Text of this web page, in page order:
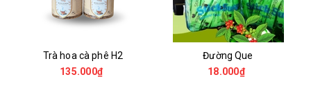
Trà hoa cà phê H2
135.000₫
Đường Que
18.000₫